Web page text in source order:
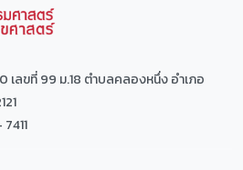
เลขที่ 99 ม.18 ตำบลคลองหนึ่ง อำเภอ